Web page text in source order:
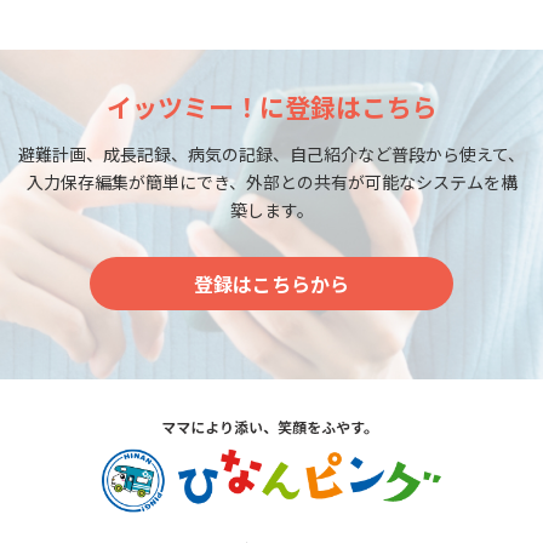
イッツミー！に登録はこちら
避難計画、成長記録、病気の記録、自己紹介など普段から使えて、
入力保存編集が簡単にでき、外部との共有が可能なシステムを構
築します。
登録はこちらから